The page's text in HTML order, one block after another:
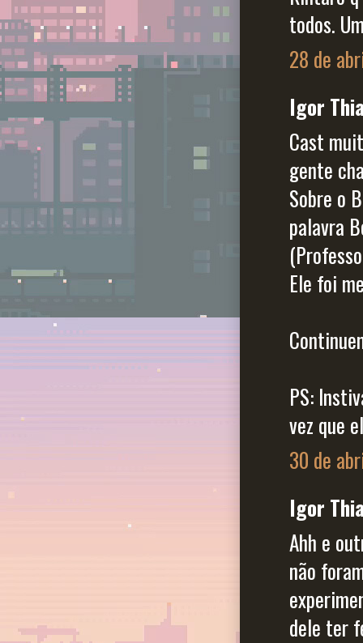
todos.
28 de
Igor
Cast
gente
Sobre o
palavra
Ele foi
PS:
vez que
30 de
Igor
Ahh e
não
dele ter